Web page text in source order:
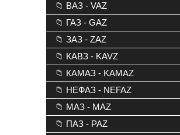
📁 ВАЗ - VAZ
📁 ГАЗ - GAZ
📁 ЗАЗ - ZAZ
📁 КАВЗ - KAVZ
📁 КАМАЗ - KAMAZ
📁 НЕФАЗ - NEFAZ
📁 МАЗ - MAZ
📁 ПАЗ - PAZ